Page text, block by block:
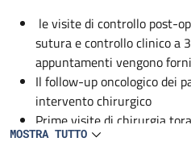
le visite di controllo post-
sutura e controllo clinico a
appuntamenti vengono
Il follow-up oncologico dei
intervento chirurgico
Prime visite di chirurgia
CUP.
MOSTRA TUTTO